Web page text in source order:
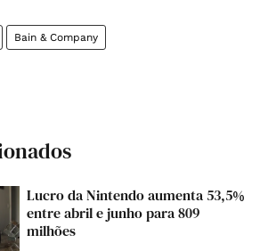
Bain & Company
Lucro da Nintendo aumenta 53,5%
entre abril e junho para 809
milhões